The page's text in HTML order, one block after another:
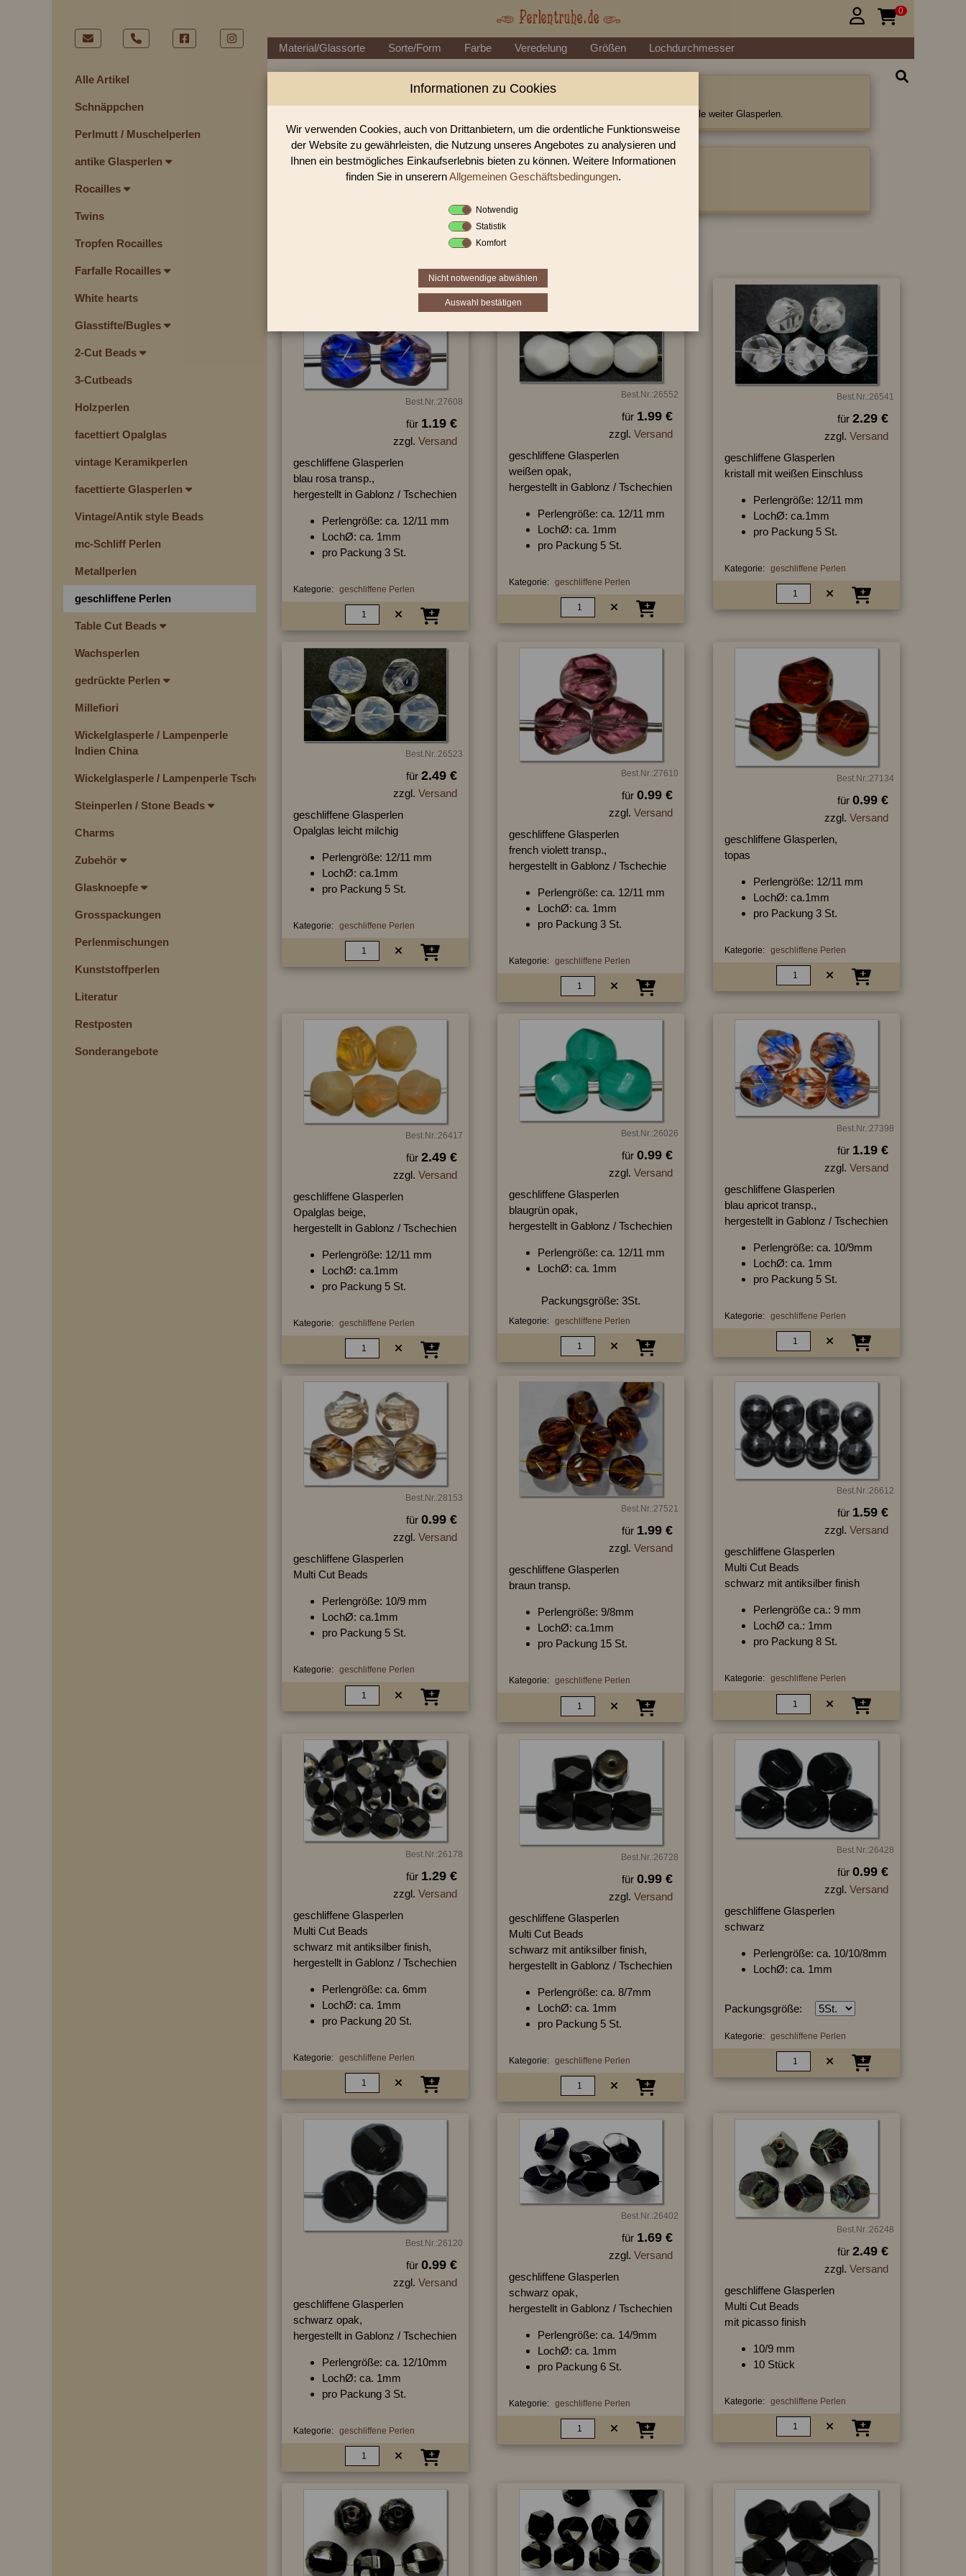
Alle Artikel
Schnäppchen
Perlmutt / Muschelperlen
antike Glasperlen
Rocailles
Twins
Tropfen Rocailles
Farfalle Rocailles
White hearts
Glasstifte/Bugles
2-Cut Beads
3-Cutbeads
Holzperlen
facettiert Opalglas
vintage Keramikperlen
facettierte Glasperlen
Vintage/Antik style Beads
mc-Schliff Perlen
Metallperlen
geschliffene Perlen
Table Cut Beads
Wachsperlen
gedrückte Perlen
Millefiori
Wickelglasperle / Lampenperle
Indien China
Wickelglasperle / Lampenperle Tschechien
Steinperlen / Stone Beads
Charms
Zubehör
Glasknoepfe
Grosspackungen
Perlenmischungen
Kunststoffperlen
Literatur
Restposten
Sonderangebote
 0
Material/Glassorte Sorte/Form Farbe Veredelung Größen Lochdurchmesser
Perlen Shop für geschliffene Perlen
In unserem Perlen Shop finden sie zahlreich geschliffene Perlen und viele weiter Glasperlen.
Sie befinden sich in folgender Kategorie:
geschliffene Perlen
Best.Nr.:27608
für 1.19 €
zzgl. Versand
geschliffene Glasperlen
blau rosa transp.,
hergestellt in Gablonz / Tschechien
Perlengröße: ca. 12/11 mm
LochØ: ca. 1mm
pro Packung 3 St.
Kategorie: geschliffene Perlen
Best.Nr.:26552
für 1.99 €
zzgl. Versand
geschliffene Glasperlen
weißen opak,
hergestellt in Gablonz / Tschechien
Perlengröße: ca. 12/11 mm
LochØ: ca. 1mm
pro Packung 5 St.
Kategorie: geschliffene Perlen
Best.Nr.:26541
für 2.29 €
zzgl. Versand
geschliffene Glasperlen
kristall mit weißen Einschluss
Perlengröße: 12/11 mm
LochØ: ca.1mm
pro Packung 5 St.
Kategorie: geschliffene Perlen
Best.Nr.:26523
für 2.49 €
zzgl. Versand
geschliffene Glasperlen
Opalglas leicht milchig
Perlengröße: 12/11 mm
LochØ: ca.1mm
pro Packung 5 St.
Kategorie: geschliffene Perlen
Best.Nr.:27610
für 0.99 €
zzgl. Versand
geschliffene Glasperlen
french violett transp.,
hergestellt in Gablonz / Tschechie
Perlengröße: ca. 12/11 mm
LochØ: ca. 1mm
pro Packung 3 St.
Kategorie: geschliffene Perlen
Best.Nr.:27134
für 0.99 €
zzgl. Versand
geschliffene Glasperlen,
topas
Perlengröße: 12/11 mm
LochØ: ca.1mm
pro Packung 3 St.
Kategorie: geschliffene Perlen
Best.Nr.:26417
für 2.49 €
zzgl. Versand
geschliffene Glasperlen
Opalglas beige,
hergestellt in Gablonz / Tschechien
Perlengröße: 12/11 mm
LochØ: ca.1mm
pro Packung 5 St.
Kategorie: geschliffene Perlen
Best.Nr.:26026
für 0.99 €
zzgl. Versand
geschliffene Glasperlen
blaugrün opak,
hergestellt in Gablonz / Tschechien
Perlengröße: ca. 12/11 mm
LochØ: ca. 1mm
Packungsgröße: 3St.
Kategorie: geschliffene Perlen
Best.Nr.:27398
für 1.19 €
zzgl. Versand
geschliffene Glasperlen
blau apricot transp.,
hergestellt in Gablonz / Tschechien
Perlengröße: ca. 10/9mm
LochØ: ca. 1mm
pro Packung 5 St.
Kategorie: geschliffene Perlen
Best.Nr.:28153
für 0.99 €
zzgl. Versand
geschliffene Glasperlen
Multi Cut Beads
Perlengröße: 10/9 mm
LochØ: ca.1mm
pro Packung 5 St.
Kategorie: geschliffene Perlen
Best.Nr.:27521
für 1.99 €
zzgl. Versand
geschliffene Glasperlen
braun transp.
Perlengröße: 9/8mm
LochØ: ca.1mm
pro Packung 15 St.
Kategorie: geschliffene Perlen
Best.Nr.:26612
für 1.59 €
zzgl. Versand
geschliffene Glasperlen
Multi Cut Beads
schwarz mit antiksilber finish
Perlengröße ca.: 9 mm
LochØ ca.: 1mm
pro Packung 8 St.
Kategorie: geschliffene Perlen
Best.Nr.:26178
für 1.29 €
zzgl. Versand
geschliffene Glasperlen
Multi Cut Beads
schwarz mit antiksilber finish,
hergestellt in Gablonz / Tschechien
Perlengröße: ca. 6mm
LochØ: ca. 1mm
pro Packung 20 St.
Kategorie: geschliffene Perlen
Best.Nr.:26728
für 0.99 €
zzgl. Versand
geschliffene Glasperlen
Multi Cut Beads
schwarz mit antiksilber finish,
hergestellt in Gablonz / Tschechien
Perlengröße: ca. 8/7mm
LochØ: ca. 1mm
pro Packung 5 St.
Kategorie: geschliffene Perlen
Best.Nr.:26428
für 0.99 €
zzgl. Versand
geschliffene Glasperlen
schwarz
Perlengröße: ca. 10/10/8mm
LochØ: ca. 1mm
Packungsgröße:
Kategorie: geschliffene Perlen
Best.Nr.:26120
für 0.99 €
zzgl. Versand
geschliffene Glasperlen
schwarz opak,
hergestellt in Gablonz / Tschechien
Perlengröße: ca. 12/10mm
LochØ: ca. 1mm
pro Packung 3 St.
Kategorie: geschliffene Perlen
Best.Nr.:26402
für 1.69 €
zzgl. Versand
geschliffene Glasperlen
schwarz opak,
hergestellt in Gablonz / Tschechien
Perlengröße: ca. 14/9mm
LochØ: ca. 1mm
pro Packung 6 St.
Kategorie: geschliffene Perlen
Best.Nr.:26248
für 2.49 €
zzgl. Versand
geschliffene Glasperlen
Multi Cut Beads
mit picasso finish
10/9 mm
10 Stück
Kategorie: geschliffene Perlen
Informationen zu Cookies
Wir verwenden Cookies, auch von Drittanbietern, um die ordentliche Funktionsweise
der Website zu gewährleisten, die Nutzung unseres Angebotes zu analysieren und
Ihnen ein bestmögliches Einkaufserlebnis bieten zu können. Weitere Informationen
finden Sie in unserernAllgemeinen Geschäftsbedingungen.
Notwendig
Statistik
Komfort
Nicht notwendige abwählen
Auswahl bestätigen